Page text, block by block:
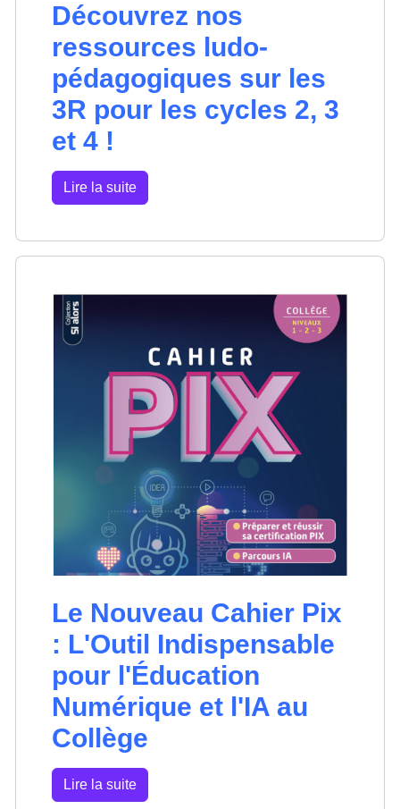
Découvrez nos
ressources ludo-
pédagogiques sur les
3R pour les cycles 2, 3
et 4 !
Lire la suite
Le Nouveau Cahier Pix
: L'Outil Indispensable
pour l'Éducation
Numérique et l'IA au
Collège
Lire la suite